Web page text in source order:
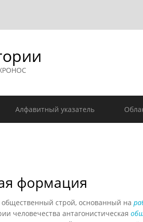
Алфавитный указатель
формация
строй, основанный на
человечества антагонистическая